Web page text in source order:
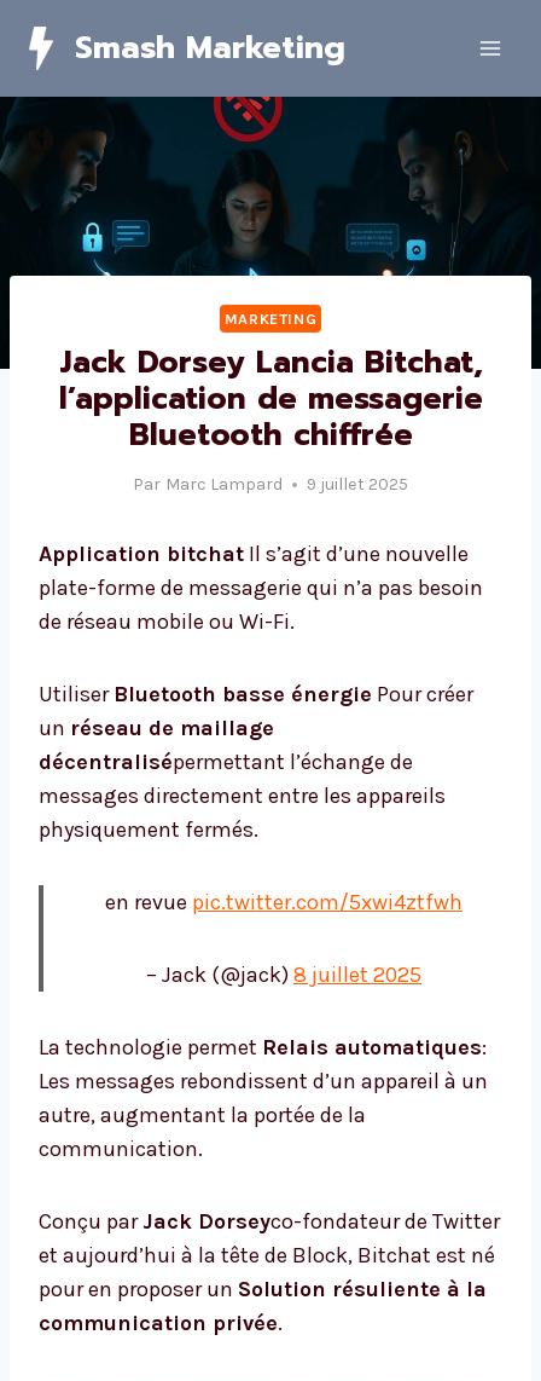
Smash Marketing
MARKETING
Jack Dorsey Lancia Bitchat,
l’application de messagerie
Bluetooth chiffrée
Par Marc Lampard 9 juillet 2025
Application bitchat Il s’agit d’une nouvelle
plate-forme de messagerie qui n’a pas besoin
de réseau mobile ou Wi-Fi.
Utiliser Bluetooth basse énergie Pour créer
un réseau de maillage
décentralisépermettant l’échange de
messages directement entre les appareils
physiquement fermés.
en revue pic.twitter.com/5xwi4ztfwh
– Jack (@jack)8 juillet 2025
La technologie permet Relais automatiques:
Les messages rebondissent d’un appareil à un
autre, augmentant la portée de la
communication.
Conçu parJack Dorseyco-fondateur de Twitter
et aujourd’hui à la tête de Block, Bitchat est né
pour en proposer un Solution résuliente à la
communication privée.